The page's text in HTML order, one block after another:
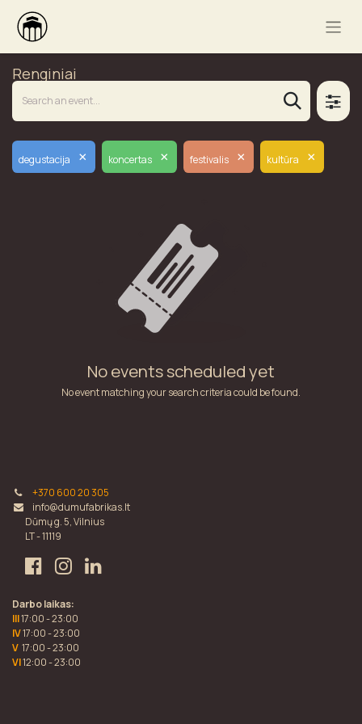
Renginiai
degustacija × koncertas × festivalis × kultūra ×
No events scheduled yet
No event matching your search criteria could be found.
+370 600 20 305
info@dumufabrikas.lt
Dūmų g. 5, Vilnius
LT - 11119
Darbo laikas:
III17:00 - 23:00
IV17:00 - 23:00
V 17:00 - 23:00
VI12:00 - 23:00